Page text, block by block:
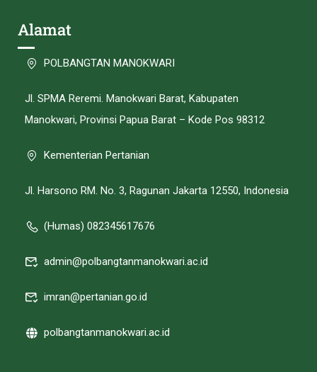
Alamat
POLBANGTAN MANOKWARI
Jl. SPMA Reremi. Manokwari Barat, Kabupaten
Manokwari, Provinsi Papua Barat – Kode Pos 98312
Kementerian Pertanian
Jl. Harsono RM. No. 3, Ragunan Jakarta 12550, Indonesia
(Humas) 082345617676
admin@polbangtanmanokwari.ac.id
imran@pertanian.go.id
polbangtanmanokwari.ac.id